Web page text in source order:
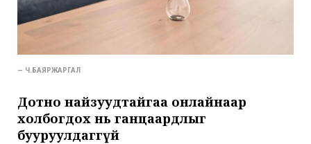
— Ч.БАЯРЖАРГАЛ
Дотно найзуудтайгаа онлайнаар
холбогдох нь ганцаардлыг
бууруулдаггүй